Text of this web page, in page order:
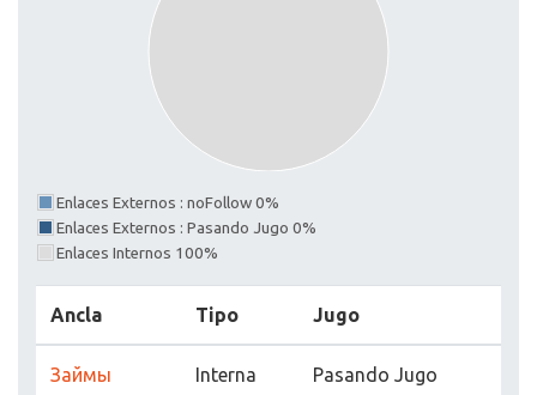
Enlaces Externos : noFollow 0%
Enlaces Externos : Pasando Jugo 0%
Enlaces Internos 100%
Ancla Tipo Jugo
Займы Interna Pasando Jugo